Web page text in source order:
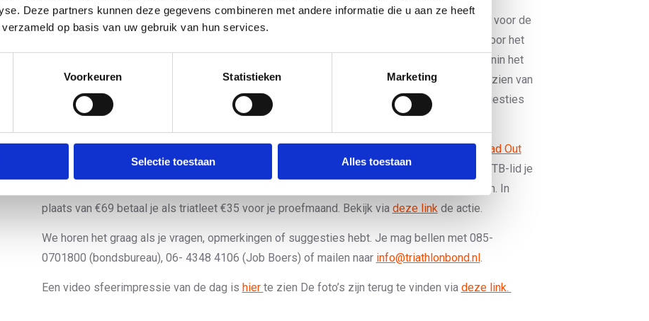
Deze partners kunnen deze gegevens combineren met andere informatie die u aan ze heeft
op basis van uw gebruik van hun services.
Voorkeuren Statistieken Marketing
Selectie toestaan Alles toestaan
Kon je niet aanwezig zijn en wil je nog wel graag aangeven welke thema’s je belangrijk vindt voor de
NTB om zich op te focussen met bijbehorende activiteiten en vervolgacties? Dan kan dat door het
invullen van de vragen in onze digitale tool. Je kunt inloggen met de code 3683 2624 (bovenin het
scherm) opmentimeter.com
. Na het invullen van de vragen krijg je per mail een overzicht te zien van
de eerder opgestuurde input die we op het congres hebben besproken. We nemen de suggesties
en voorstellen mee in het NTB-jaarplan 2024 en het meerjarenbeleidsplan.
De dag werd afgesloten met een versnapering en de clinics Wattcycling en Hyrox bij de Lead Out
Performance Gym.Ze maaktendeze
video achteraf . Als je in november en december als NTB-lid je
aanmeldt dan ontvang je 50% korting op een proefmaand om bij de Lead Out Gym te sporten. In
plaats van €69 betaal je als triatleet €35 voor je proefmaand. Bekijk via deze linkde actie.
We horen het graag als je vragen, opmerkingen of suggesties hebt. Je mag bellen met 085-
0701800 (bondsbureau), 06- 4348 4106 (Job Boers) of mailen naar info@triathlonbond.nl.
Een video sfeerimpressie van de dag is hier te zien De foto’s zijn terug te vinden via deze link.